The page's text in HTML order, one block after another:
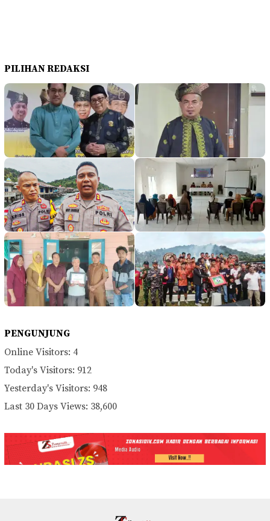
PILIHAN REDAKSI
PENGUNJUNG
Online Visitors: 4
Today's Visitors: 912
Yesterday's Visitors: 948
Last 30 Days Views: 38,600